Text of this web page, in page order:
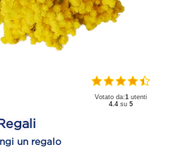
Votato da:1 utenti
4.4 su5
un regalo